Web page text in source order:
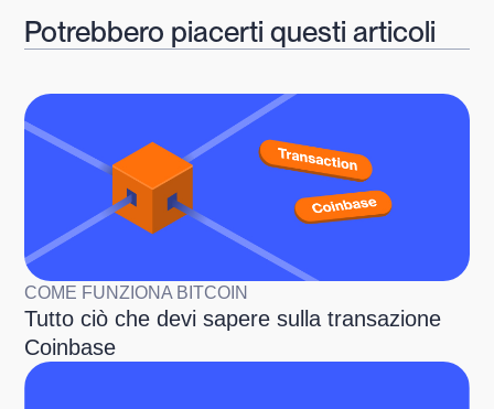
Potrebbero piacerti questi articoli
COME FUNZIONA BITCOIN
Tutto ciò che devi sapere sulla transazione
Coinbase